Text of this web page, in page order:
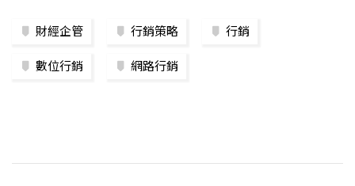
財經企管 行銷策略 行銷
數位行銷 網路行銷